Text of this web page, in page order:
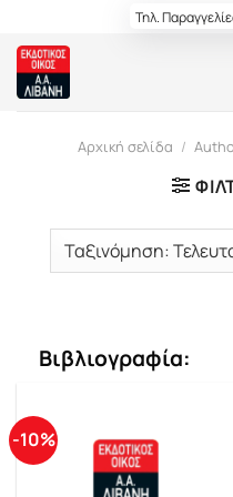
content
Τηλ.
Αρχική σελίδα /
Βιβλιογραφία:
-10%